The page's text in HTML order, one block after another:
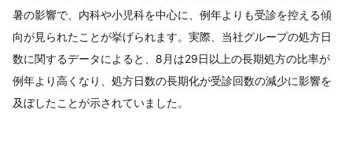
暑の影響で、内科や小児科を中心に、例年よりも受診を控える傾
向が見られたことが挙げられます。実際、当社グループの処方日
数に関するデータによると、8月は29日以上の長期処方の比率が
例年より高くなり、処方日数の長期化が受診回数の減少に影響を
及ぼしたことが示されていました。